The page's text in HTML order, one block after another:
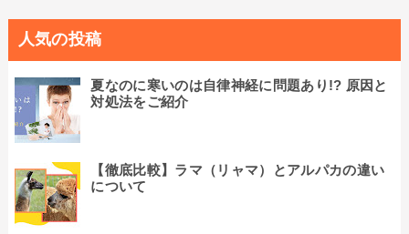
人気の投稿
夏なのに寒いのは自律神経に問題あり!? 原因と
対処法をご紹介
【徹底比較】ラマ（リャマ）とアルパカの違い
について